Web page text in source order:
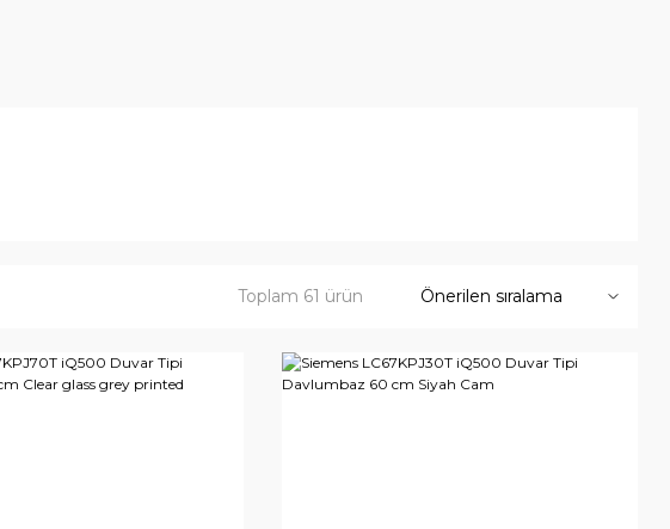
Toplam 61 ürün